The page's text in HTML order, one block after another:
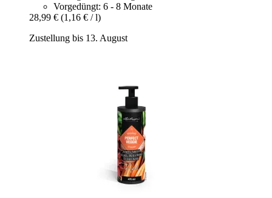
Vorgedüngt: 6 - 8 Monate
28,99 € (1,16 € / l)
Zustellung bis 13. August